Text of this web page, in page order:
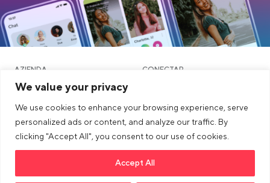
We value your privacy
We use cookies to enhance your browsing experience, serve
personalized ads or content, and analyze our traffic. By
clicking "Accept All", you consent to our use of cookies.
Accept All
AZIENDA CONECTAR
Blog
Comunità e Incontri
Link opens in a new tab
>Link to tiktok profile
Link opens in a new tab
>Link to Instagram profile
Link opens in a new tab
>Link to Youtube profile